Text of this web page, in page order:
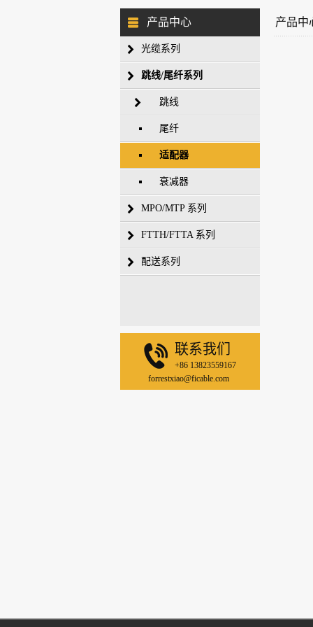
产品中心
光缆系列
跳线/尾纤系列
跳线
尾纤
适配器
衰减器
MPO/MTP 系列
FTTH/FTTA 系列
配送系列
联系我们
+86 13823559167
forrestxiao@ficable.com
产品中